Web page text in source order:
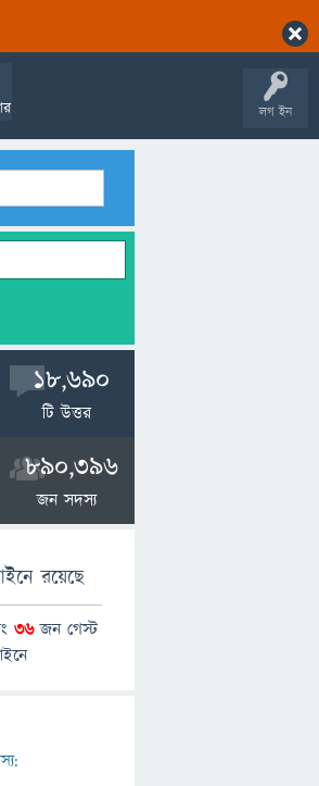
লগ ইন
18,690
টি উত্তর
890,396
জন সদস্য
রয়েছে
36জন গেস্ট